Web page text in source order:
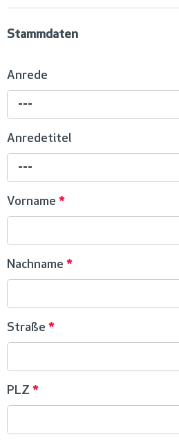
Stammdaten
Anrede
---
Anredetitel
---
Vorname *
Nachname *
Straße *
PLZ *